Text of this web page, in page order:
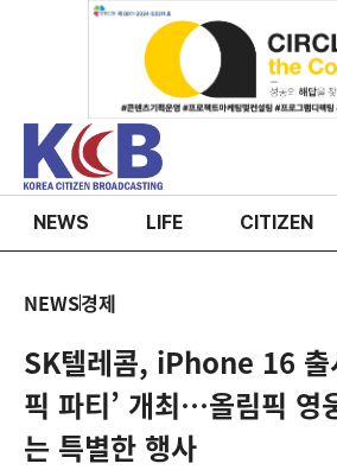
NEWS LIFE CITIZEN
NEWS경제
SK텔레콤, iPhone 16 출
픽 파티’ 개최…올림픽 영
는 특별한 행사